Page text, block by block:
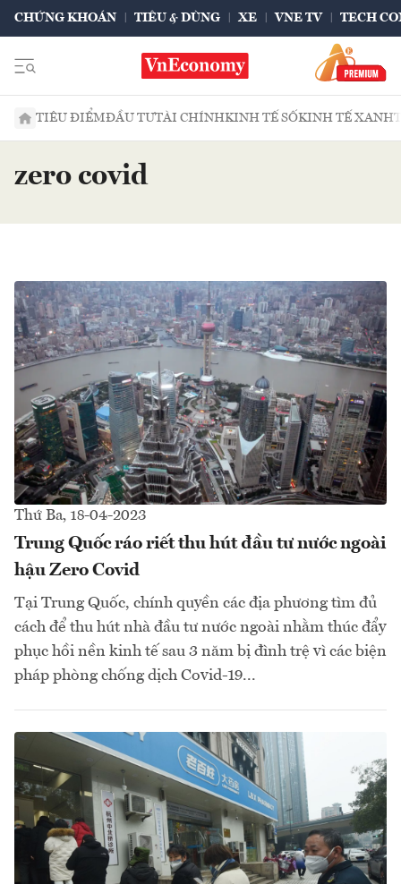
CHỨNG KHOÁN TIÊU & DÙNG XE VNE TV TECH
TIÊU ĐIỂMĐẦU TƯTÀI CHÍNHKINH TẾ SỐKINH TẾ XANH
zero covid
Thứ Ba, 18-04-2023
Trung Quốc ráo riết thu hút đầu tư nước ngoài
hậu Zero Covid
Tại Trung Quốc, chính quyền các địa phương tìm đủ
cách để thu hút nhà đầu tư nước ngoài nhằm thúc đẩy
phục hồi nền kinh tế sau 3 năm bị đình trệ vì các biện
pháp phòng chống dịch Covid-19...